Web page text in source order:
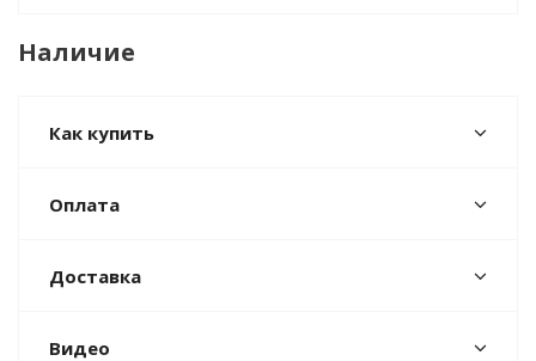
Наличие
Как купить
Оплата
Доставка
Видео